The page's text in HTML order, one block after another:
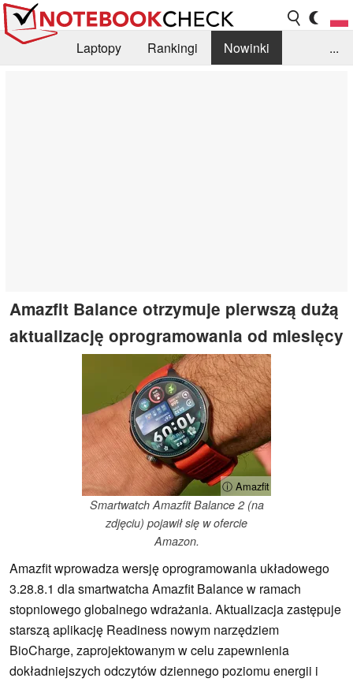
Laptopy Rankingi
Nowinki
...
Amazfit Balance otrzymuje pierwszą dużą
aktualizację oprogramowania od miesięcy
ⓘ Amazfit
Smartwatch Amazfit Balance 2 (na
zdjęciu) pojawił się w ofercie
Amazon.
Amazfit wprowadza wersję oprogramowania układowego
3.28.8.1 dla smartwatcha Amazfit Balance w ramach
stopniowego globalnego wdrażania. Aktualizacja zastępuje
starszą aplikację Readiness nowym narzędziem
BioCharge, zaprojektowanym w celu zapewnienia
dokładniejszych odczytów dziennego poziomu energii i